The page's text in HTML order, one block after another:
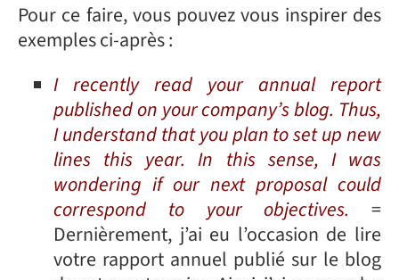
Pour ce faire, vous pouvez vous inspirer des
exemples ci-après :
I recently read your annual report
published on your company’s blog. Thus,
I understand that you plan to set up new
lines this year. In this sense, I was
wondering if our next proposal could
correspond to your objectives.=
Dernièrement, j’ai eu l’occasion de lire
votre rapport annuel publié sur le blog